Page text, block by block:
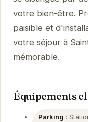
votre bien-être.
paisible et
votre séjour à
mémorable.
Équipements
Parking :